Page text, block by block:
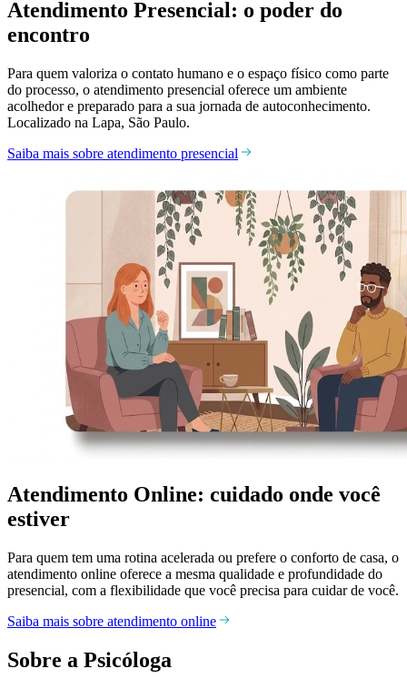
Atendimento Presencial: o poder do
encontro
Para quem valoriza o contato humano e o espaço físico como parte
do processo, o atendimento presencial oferece um ambiente
acolhedor e preparado para a sua jornada de autoconhecimento.
Localizado na Lapa, São Paulo.
Saiba mais sobre atendimento presencial
Atendimento Online: cuidado onde você
estiver
Para quem tem uma rotina acelerada ou prefere o conforto de casa, o
atendimento online oferece a mesma qualidade e profundidade do
presencial, com a flexibilidade que você precisa para cuidar de você.
Saiba mais sobre atendimento online
Sobre a Psicóloga